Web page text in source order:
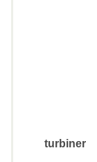
turbiner